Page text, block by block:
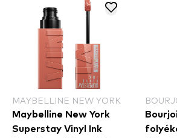
MAYBELLINE NEW YORK
Maybelline New York
Superstay Vinyl Ink